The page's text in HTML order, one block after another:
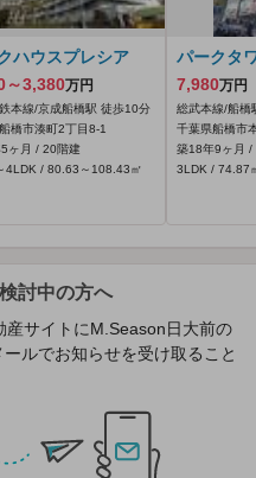
ハウスプレシア
～3,380万円
本線/京成船橋駅 徒歩10分
橋市湊町2丁目8-1
ヶ月 / 20階建
4LDK / 80.63～108.43㎡
パークタ
7,980万円
総武本線/船橋
千葉県船橋市
築18年9ヶ月 /
3LDK / 74.87
討中の方へ
産サイトにM.Season日大前の
ルでお知らせを受け取ること